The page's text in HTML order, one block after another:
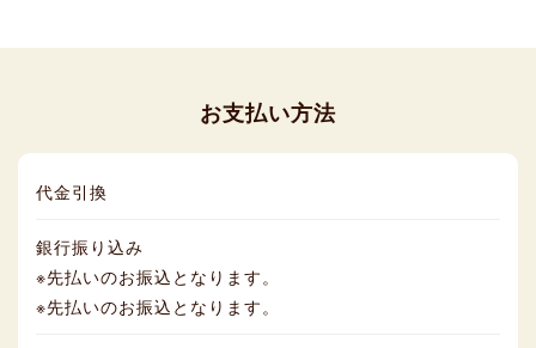
お支払い方法
代金引換
銀行振り込み
※先払いのお振込となります。
※先払いのお振込となります。